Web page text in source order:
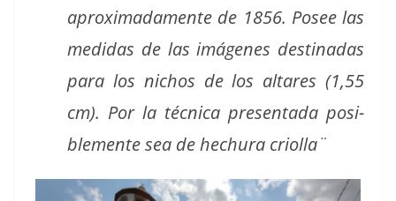
aprox­i­mada­mente de 1856. Posee las
medi­das de las imá­genes des­ti­nadas
para los nichos de los altares (1,55
cm). Por la téc­ni­ca pre­sen­ta­da posi­
ble­mente sea de hechu­ra criolla¨